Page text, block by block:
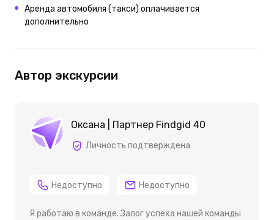
Аренда автомобиля (такси) оплачивается
дополнительно
Автор экскурсии
Оксана | Партнер Findgid 40
Личность подтверждена
Недоступно Недоступно
Я работаю в команде. Залог успеха нашей команды